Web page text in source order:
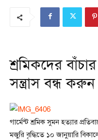
শ্রমিকদের
সন্ত্রাস বন্ধ করুন
গার্মেন্ট শ্রমিক সুমন হত্যার
মজুরি বৃদ্ধিতে ১০ জানুয়ারি